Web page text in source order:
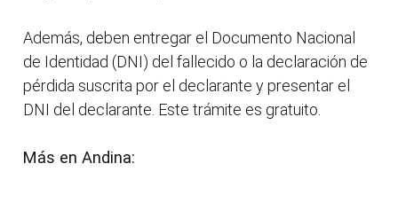
Además, deben entregar el Documento Nacional
de Identidad (DNI) del fallecido o la declaración de
pérdida suscrita por el declarante y presentar el
DNI del declarante. Este trámite es gratuito.
Más en Andina: